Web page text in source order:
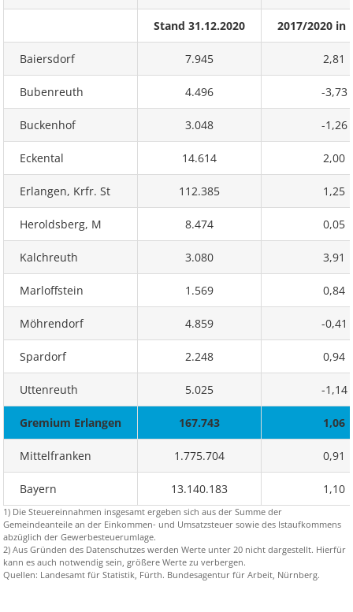
Stand 31.12.2020 2017/2020 in
Baiersdorf 7.945 2,81
Bubenreuth 4.496 -3,73
Buckenhof 3.048 -1,26
Eckental 14.614 2,00
Erlangen, Krfr. St 112.385 1,25
Heroldsberg, M 8.474 0,05
Kalchreuth 3.080 3,91
Marloffstein 1.569 0,84
Möhrendorf 4.859 -0,41
Spardorf 2.248 0,94
Uttenreuth 5.025 -1,14
Gremium Erlangen 167.743 1,06
Mittelfranken 1.775.704 0,91
Bayern 13.140.183 1,10
1) Die Steuereinnahmen insgesamt ergeben sich aus der Summe der
Gemeindeanteile an der Einkommen- und Umsatzsteuer sowie des Istaufkommens
abzüglich der Gewerbesteuerumlage.
2) Aus Gründen des Datenschutzes werden Werte unter 20 nicht dargestellt. Hierfür
kann es auch notwendig sein, größere Werte zu verbergen.
Quellen: Landesamt für Statistik, Fürth. Bundesagentur für Arbeit, Nürnberg.